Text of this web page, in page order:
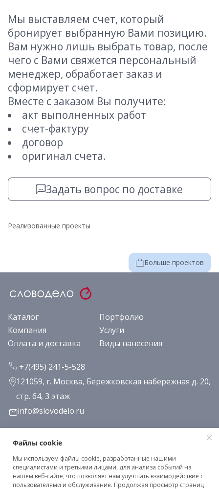
Мы выставляем счет, который
бронирует выбранную Вами позицию.
Вам нужно лишь выбрать товар, после
чего с Вами свяжется персональный
менеджер, обработает заказ и
сформирует счет.
Вместе с заказом Вы получите:
акт выполненных работ
счет-фактуру
договор
оригинал счета.
Задать вопрос по доставке
Реализованные проекты
Больше проектов
Каталог
Портфолио
Компания
Услуги
Оплата и доставка
Виды нанесения
+7(495) 241-5-528
121059, г. Москва, Бережковская набережная д. 20,
стр. 64, 3 этаж
info@slovodelo.ru
Заказать звонок
Подписаться на рассылку
Файлы cookie
Мы используем файлы cookie, разработанные нашими
специалистами и третьими лицами, для анализа событий на
нашем веб-сайте, что позволяет нам улучшать взаимодействие с
пользователями и обслуживание. Продолжая просмотр страниц